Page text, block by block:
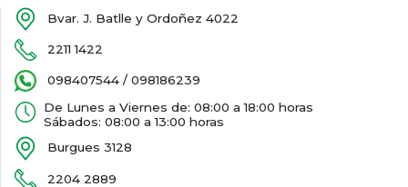
Bvar. J. Batlle y Ordoñez 4022
2211 1422
098407544 / 098186239
De Lunes a Viernes de: 08:00 a 18:00 horas
Sábados: 08:00 a 13:00 horas
Burgues 3128
2204 2889